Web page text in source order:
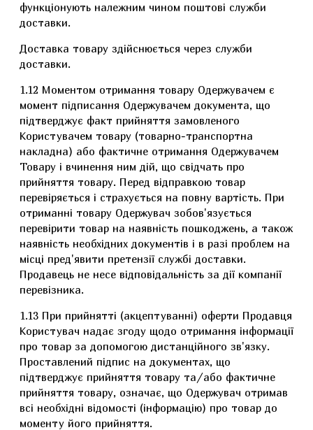
функціонують належним чином поштові служби
доставки.
Доставка товару здійснюється через служби
доставки.
1.12 Моментом отримання товару Одержувачем є
момент підписання Одержувачем документа, що
підтверджує факт прийняття замовленого
Користувачем товару (товарно-транспортна
накладна) або фактичне отримання Одержувачем
Товару і вчинення ним дій, що свідчать про
прийняття товару. Перед відправкою товар
перевіряється і страхується на повну вартість. При
отриманні товару Одержувач зобов'язується
перевірити товар на наявність пошкоджень, а також
наявність необхідних документів і в разі проблем на
місці пред'явити претензії службі доставки.
Продавець не несе відповідальність за дії компанії
перевізника.
1.13 При прийнятті (акцептуванні) оферти Продавця
Користувач надає згоду щодо отримання інформації
про товар за допомогою дистанційного зв'язку.
Проставлений підпис на документах, що
підтверджує прийняття товару та/або фактичне
прийняття товару, означає, що Одержувач отримав
всі необхідні відомості (інформацію) про товар до
моменту його прийняття.